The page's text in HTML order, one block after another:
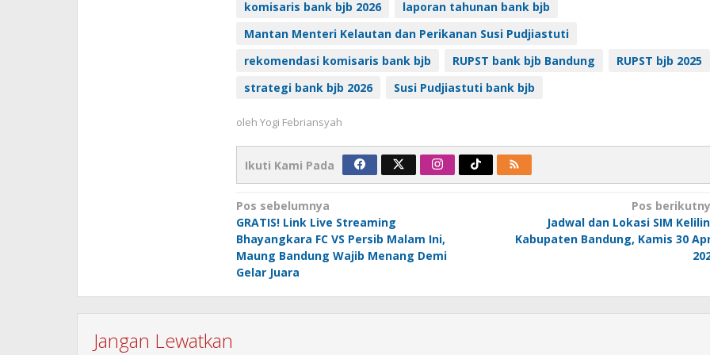
komisaris bank bjb 2026
laporan tahunan bank bjb
Mantan Menteri Kelautan dan Perikanan Susi Pudjiastuti
rekomendasi komisaris bank bjb
RUPST bank bjb Bandung
RUPST bjb 2025
strategi bank bjb 2026
Susi Pudjiastuti bank bjb
olehYogi Febriansyah
Ikuti Kami Pada
Navigasi
pos
Pos sebelumnya
GRATIS! Link Live Streaming
Bhayangkara FC VS Persib Malam Ini,
Maung Bandung Wajib Menang Demi
Gelar Juara
Pos
Jadwal dan Lokasi SIM
Kabupaten Bandung, Kamis 30
Jangan Lewatkan